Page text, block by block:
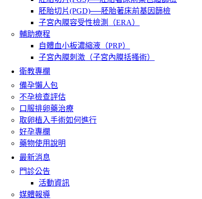
胚胎切片(PGD)──胚胎著床前基因篩檢
子宮內膜容受性檢測（ERA）
輔助療程
自體血小板濃縮液（PRP）
子宮內膜刺激（子宮內膜括搔術）
衛教專欄
備孕懶人包
不孕檢查評估
口服排卵藥治療
取卵植入手術如何進行
好孕專欄
藥物使用說明
最新消息
門診公告
活動資訊
媒體報導